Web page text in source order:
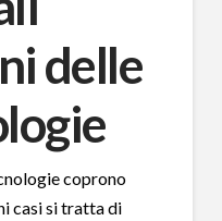
delle
coprono
casi si tratta di